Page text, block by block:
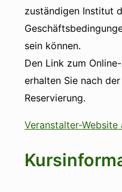
zuständigen Institut
sein können.
Den Link zum
erhalten Sie nach
Reservierung.
Veranstalter-Website